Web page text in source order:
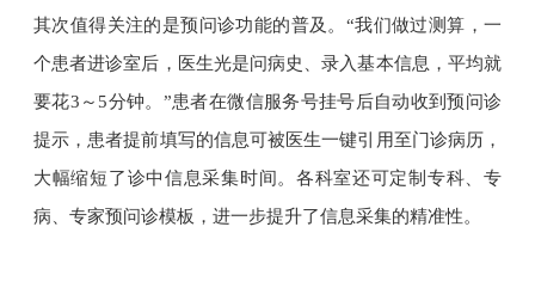
其次值得关注的是预问诊功能的普及。“我们做过测算，一
个患者进诊室后，医生光是问病史、录入基本信息，平均就
要花3～5分钟。”患者在微信服务号挂号后自动收到预问诊
提示，患者提前填写的信息可被医生一键引用至门诊病历，
大幅缩短了诊中信息采集时间。各科室还可定制专科、专
病、专家预问诊模板，进一步提升了信息采集的精准性。